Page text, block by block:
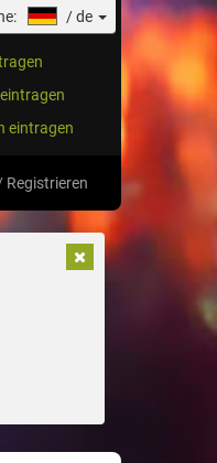
/de
eintragen
Registrieren